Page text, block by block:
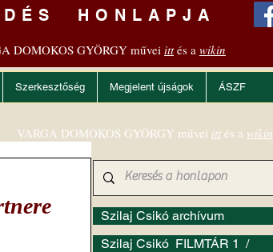
HONLAPJA
DOMOKOS GYÖRGY műveiittés a wikin
Szerkesztőség Megjelent újságok ÁSZF
Szilaj Csikó archívum
Szilaj Csikó FILMTÁR 1 /
VARGA DOMOKOS GYÖRGY művei itt és a wikin